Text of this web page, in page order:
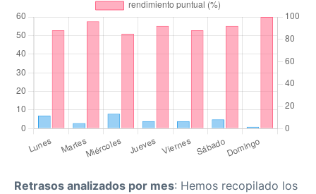
Retrasos analizados por mes: Hemos recopilado los